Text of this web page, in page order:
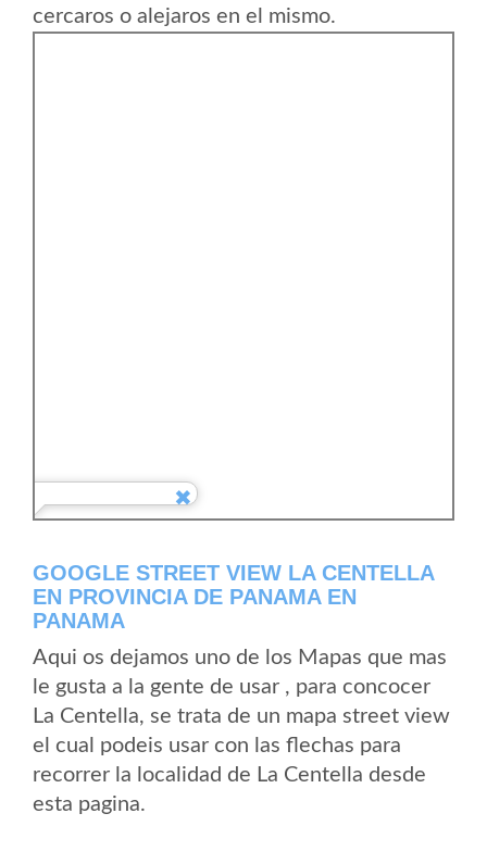
cercaros o alejaros en el mismo.
GOOGLE STREET VIEW LA CENTELLA
EN PROVINCIA DE PANAMA EN
PANAMA
Aqui os dejamos uno de los Mapas que mas
le gusta a la gente de usar , para concocer
La Centella, se trata de un mapa street view
el cual podeis usar con las flechas para
recorrer la localidad de La Centella desde
esta pagina.